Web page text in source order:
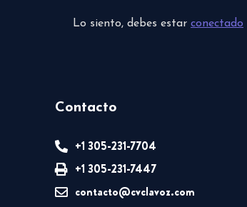
Lo siento, debes estar conectado
Contacto
+1 305-231-7704
+1 305-231-7447
contacto@cvclavoz.com